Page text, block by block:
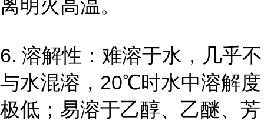
离明火高温。
6. 溶解性：难溶于水，几乎不
与水混溶，20℃时水中溶解度
极低；易溶于乙醇、乙醚、芳